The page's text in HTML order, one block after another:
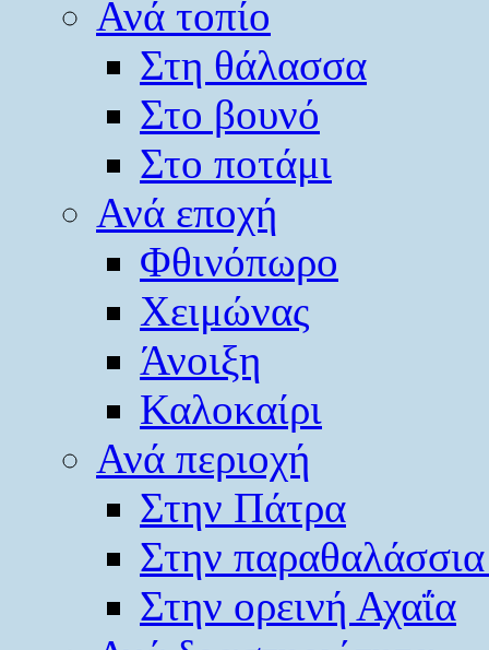
Ανά τοπίο
Στη θάλασσα
Στο βουνό
Στο ποτάμι
Ανά εποχή
Φθινόπωρο
Χειμώνας
Άνοιξη
Καλοκαίρι
Ανά περιοχή
Στην Πάτρα
Στην
Στην ορεινή Αχαΐα